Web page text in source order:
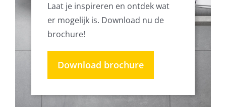
Laat je inspireren en ontdek wat
er mogelijk is. Download nu de
brochure!
Download brochure